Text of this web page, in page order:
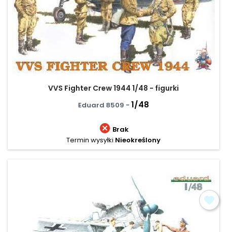
VVS Fighter Crew 1944 1/48 - figurki
Eduard 8509 - 1/48
 Brak
Termin wysyłki Nieokreślony